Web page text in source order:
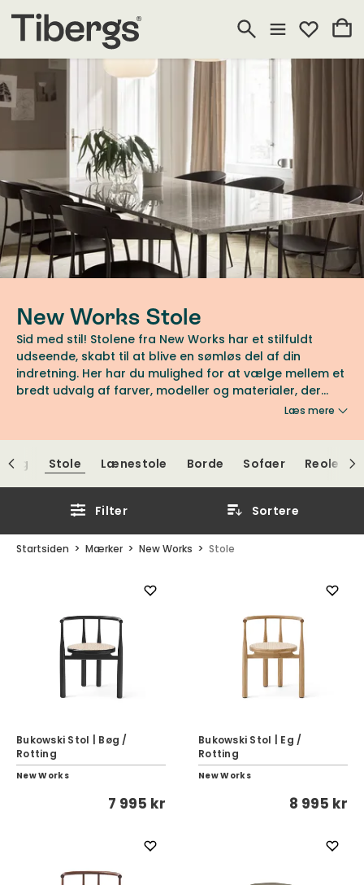
New Works Stole
Sid med stil! Stolene fra New Works har et stilfuldt
udseende, skabt til at blive en sømløs del af din
indretning. Her har du mulighed for at vælge mellem et
bredt udvalg af farver, modeller og materialer, der
passer perfekt til dit hjem. Se udvalget hos os påLæs mere
Stole Lænestole Borde Sofaer Reoler
Filter Sortere
Startsiden Mærker New Works Stole
Bukowski Stol | Bøg /
Rotting
New Works
7 995 kr
Bukowski Stol | Eg /
Rotting
New Works
8 995 kr